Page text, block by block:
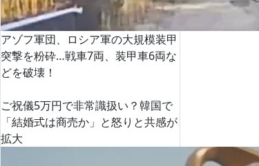
アゾフ軍団、ロシア軍の大規模装甲
突撃を粉砕…戦車7両、装甲車6両な
どを破壊！
ご祝儀5万円で非常識扱い？韓国で
「結婚式は商売か」と怒りと共感が
拡大